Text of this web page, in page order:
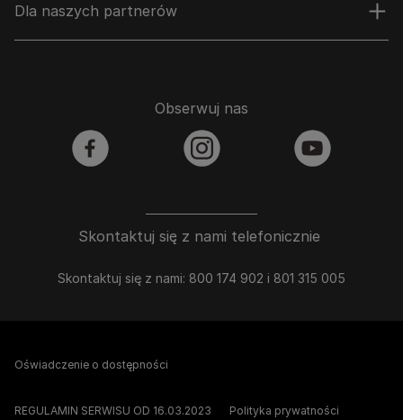
Dla naszych partnerów
Skontaktuj się z nami telefonicznie
Skontaktuj się z nami: 800 174 902 i 801 315 005
Obserwuj nas
facebook instagram youtube
Oświadczenie o dostępności
REGULAMIN SERWISU OD 16.03.2023 Polityka prywatności